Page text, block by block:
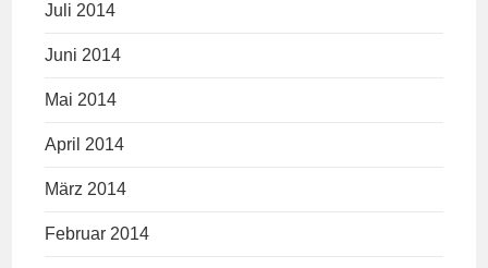
Juli 2014
Juni 2014
Mai 2014
April 2014
März 2014
Februar 2014